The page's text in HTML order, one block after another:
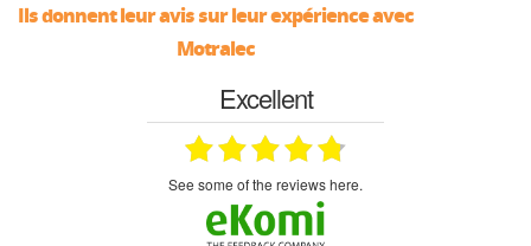
Ils donnent leur avis sur leur expérience avec
Motralec
Excellent
see some of the reviews here.